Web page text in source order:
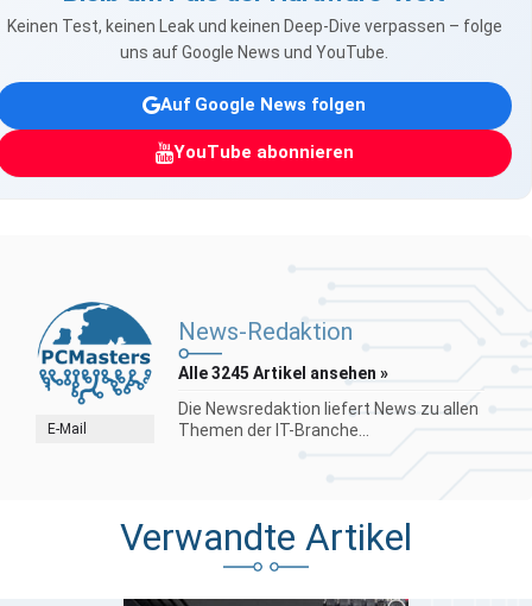
Keinen Test, keinen Leak und keinen Deep-Dive verpassen – folge
uns auf Google News und YouTube.
Auf Google News folgen
YouTube abonnieren
E-Mail
News-Redaktion
Alle 3245 Artikel ansehen »
Die Newsredaktion liefert News zu allen
Themen der IT-Branche...
Verwandte Artikel